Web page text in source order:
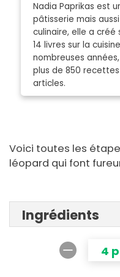
Nadia Paprikas est
pâtisserie mais
culinaire, elle a
14 livres sur la
nombreuses
plus de 850
articles.
Voici toutes les
léopard qui font
Ingrédients
4